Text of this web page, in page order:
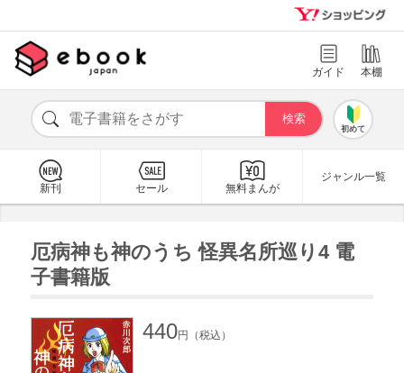
ガイド 本棚
初めて
新刊 セール 無料まんが
ジャンル一覧
厄病神も神のうち 怪異名所巡り4 電
子書籍版
440円（税込）